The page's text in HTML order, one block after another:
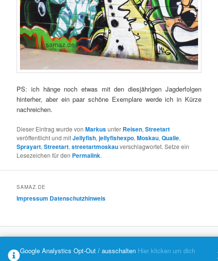
PS: ich hänge noch etwas mit den diesjährigen Jagderfolgen
hinterher, aber ein paar schöne Exemplare werde ich in Kürze
nachreichen.
Dieser Eintrag wurde vonMarkusunter Reisen,Streetart
veröffentlicht und mitJellyfish,jellyfishexpo,Moskau,Qualle,
Sprayart,Streetart,streetartmoskauverschlagwortet. Setze ein
Lesezeichen für den Permalink.
SAMAZ.DE
Impressum Datenschutzhinweis
Google Analystics Opt-Out / ausschalten Hier klicken um dich